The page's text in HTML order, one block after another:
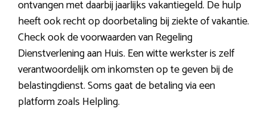
ontvangen met daarbij jaarlijks vakantiegeld. De hulp
heeft ook recht op doorbetaling bij ziekte of vakantie.
Check ook de voorwaarden van Regeling
Dienstverlening aan Huis. Een witte werkster is zelf
verantwoordelijk om inkomsten op te geven bij de
belastingdienst. Soms gaat de betaling via een
platform zoals Helpling.